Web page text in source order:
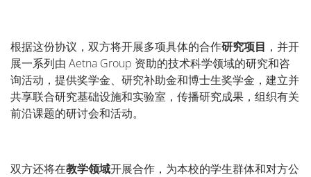
根据这份协议，双方将开展多项具体的合作研究项目 ，并开
展一系列由 Aetna Group 资助的技术科学领域的研究和咨
询活动，提供奖学金、研究补助金和博士生奖学金，建立并
共享联合研究基础设施和实验室，传播研究成果，组织有关
前沿课题的研讨会和活动。
双方还将在教学领域开展合作，为本校的学生群体和对方公